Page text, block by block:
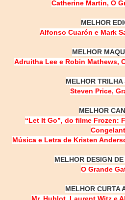
Catherine Martin, O
MELHOR
Alfonso Cuarón e Mark
MELHOR
Adruitha Lee e Robin Mathews,
MELHOR TRILHA
Steven Price,
MELHOR
“Let It Go”, do filme Frozen:
Música e Letra de Kristen
MELHOR DESIGN
O Grande
MELHOR CURTA
Mr. Hublot, Laurent Witz e